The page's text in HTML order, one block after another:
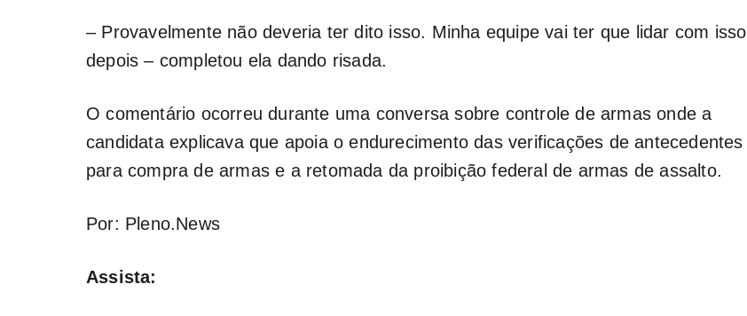
– Provavelmente não deveria ter dito isso. Minha equipe vai ter que lidar com isso
depois – completou ela dando risada.
O comentário ocorreu durante uma conversa sobre controle de armas onde a
candidata explicava que apoia o endurecimento das verificações de antecedentes
para compra de armas e a retomada da proibição federal de armas de assalto.
Por: Pleno.News
Assista: